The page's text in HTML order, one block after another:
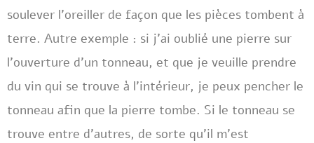
soulever l’oreiller de façon que les pièces tombent à
terre. Autre exemple : si j’ai oublié une pierre sur
l’ouverture d’un tonneau, et que je veuille prendre
du vin qui se trouve à l’intérieur, je peux pencher le
tonneau afin que la pierre tombe. Si le tonneau se
trouve entre d’autres, de sorte qu’il m’est